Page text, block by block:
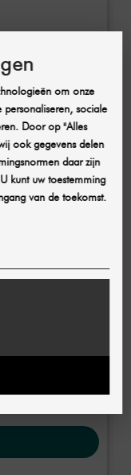
om onze
sociale
Door op "Alles
ook gegevens delen
daar zijn
kunt uw toestemming
van de toekomst.